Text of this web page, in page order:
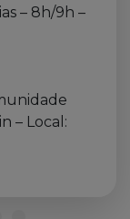
– 8h/9h –
– Local: